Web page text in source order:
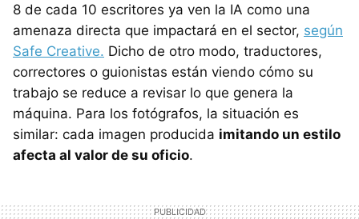
8 de cada 10 escritores ya ven la IA como una
amenaza directa que impactará en el sector, según
Safe Creative. Dicho de otro modo, traductores,
correctores o guionistas están viendo cómo su
trabajo se reduce a revisar lo que genera la
máquina. Para los fotógrafos, la situación es
similar: cada imagen producida imitando un estilo
afecta al valor de su oficio.